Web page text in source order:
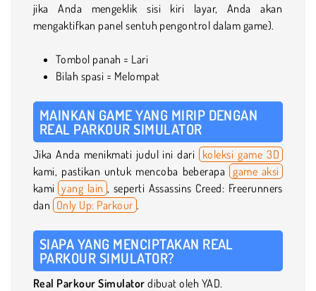
jika Anda mengeklik sisi kiri layar, Anda akan
mengaktifkan panel sentuh pengontrol dalam game).
Tombol panah = Lari
Bilah spasi = Melompat
MAINKAN GAME YANG MIRIP DENGAN
REAL PARKOUR SIMULATOR
Jika Anda menikmati judul ini dari
koleksi game 3D
kami, pastikan untuk mencoba beberapa game aksi
kami yang lain , seperti Assassins Creed: Freerunners
dan Only Up: Parkour .
SIAPA YANG MENCIPTAKAN REAL
PARKOUR SIMULATOR?
Real Parkour Simulator dibuat oleh YAD.